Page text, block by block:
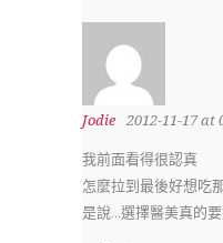
Jodie 2012-11-17 at
我前面看得很認真
怎麼拉到最後好想吃
是說…選擇醫美真的